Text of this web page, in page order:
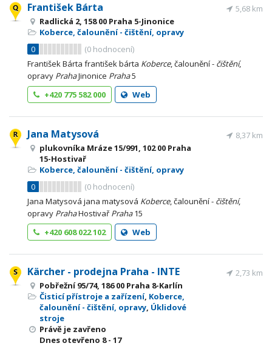
František Bárta
Radlická 2, 158 00 Praha 5-Jinonice
Koberce, čalounění - čištění, opravy
0
(0 hodnocení)
5,68 km
František Bárta františek bárta Koberce, čalounění - čištění,
opravy PrahaJinonice Praha5
+420 775 582 000
Web
Jana Matysová
plukovníka Mráze 15/991, 102 00 Praha
15-Hostivař
Koberce, čalounění - čištění, opravy
0
(0 hodnocení)
8,37 km
Jana Matysová jana matysová Koberce, čalounění - čištění,
opravy PrahaHostivař Praha15
+420 608 022 102
Web
Kärcher - prodejna Praha - INTE
Pobřežní 95/74, 186 00 Praha 8-Karlín
Čisticí přístroje a zařízení, Koberce,
čalounění - čištění, opravy, Úklidové
stroje
Právě je zavřeno
Dnes otevřeno 8 - 17
2,73 km